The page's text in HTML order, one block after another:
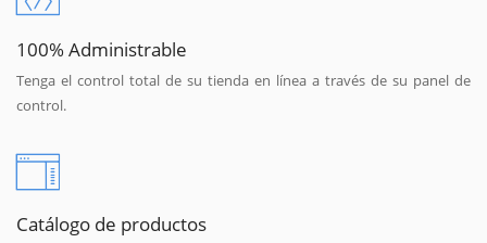
100% Administrable
Tenga el control total de su tienda en línea a través de su panel de
control.
Catálogo de productos